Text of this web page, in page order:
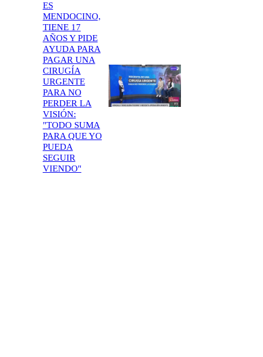
ES
MENDOCINO,
TIENE 17
AÑOS Y PIDE
AYUDA PARA
PAGAR UNA
CIRUGÍA
URGENTE
PARA NO
PERDER LA
VISIÓN:
"TODO SUMA
PARA QUE YO
PUEDA
SEGUIR
VIENDO"